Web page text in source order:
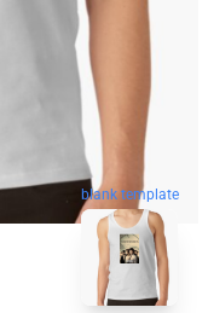
blank template